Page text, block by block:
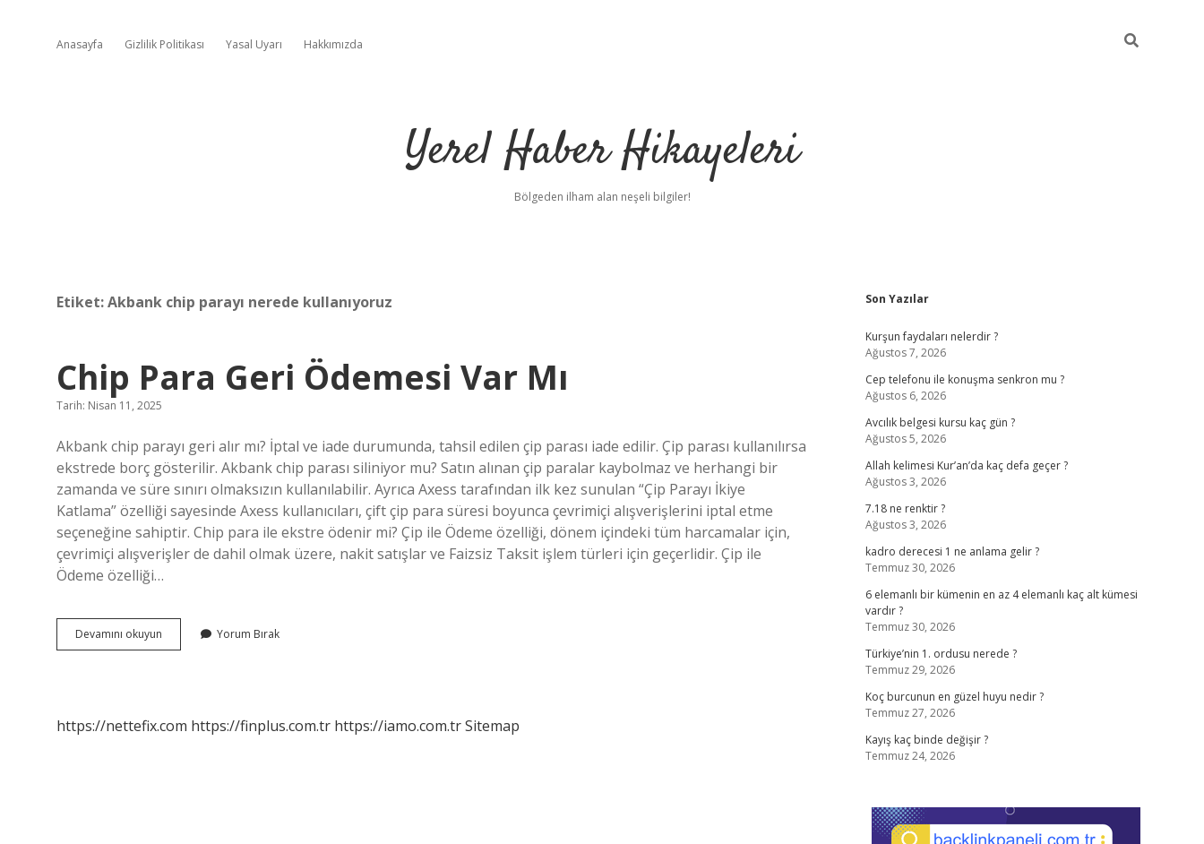
Anasayfa Gizlilik Politikası Yasal Uyarı Hakkımızda
Yerel Haber Hikayeleri
Bölgeden ilham alan neşeli bilgiler!
Etiket:Akbank chip parayı nerede kullanıyoruz
Chip Para Geri Ödemesi Var Mı
Tarih: Nisan 11, 2025
Akbank chip parayı geri alır mı? İptal ve iade durumunda, tahsil edilen çip parası iade edilir. Çip parası kullanılırsa
ekstrede borç gösterilir. Akbank chip parası siliniyor mu? Satın alınan çip paralar kaybolmaz ve herhangi bir
zamanda ve süre sınırı olmaksızın kullanılabilir. Ayrıca Axess tarafından ilk kez sunulan “Çip Parayı İkiye
Katlama” özelliği sayesinde Axess kullanıcıları, çift çip para süresi boyunca çevrimiçi alışverişlerini iptal etme
seçeneğine sahiptir. Chip para ile ekstre ödenir mi? Çip ile Ödeme özelliği, dönem içindeki tüm harcamalar için,
çevrimiçi alışverişler de dahil olmak üzere, nakit satışlar ve Faizsiz Taksit işlem türleri için geçerlidir. Çip ile
Ödeme özelliği…
Devamını okuyun
Para
Yorum Bırak
https://nettefix.com https://finplus.com.tr https://iamo.com.trSitemap
Sidebar
Son Yazılar
Kurşun faydaları nelerdir ?
Ağustos 7, 2026
Cep telefonu ile konuşma senkron mu ?
Ağustos 6, 2026
Avcılık belgesi kursu kaç gün ?
Ağustos 5, 2026
Allah kelimesi Kur’an’da kaç defa geçer ?
Ağustos 3, 2026
7.18 ne renktir ?
Ağustos 3, 2026
kadro derecesi 1 ne anlama gelir ?
Temmuz 30, 2026
6 elemanlı bir kümenin en az 4 elemanlı kaç alt kümesi
vardır ?
Temmuz 30, 2026
Türkiye’nin 1. ordusu nerede ?
Temmuz 29, 2026
Koç burcunun en güzel huyu nedir ?
Temmuz 27, 2026
Kayış kaç binde değişir ?
Temmuz 24, 2026